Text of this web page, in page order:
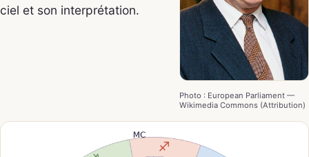
Photo : European Parliament —
Wikimedia Commons (Attribution)
ciel et son interprétation.